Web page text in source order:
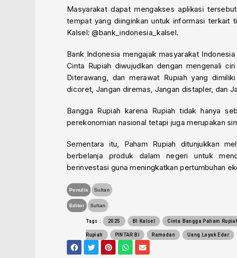
Masyarakat dapat mengakses aplikasi
tempat yang diinginkan untuk informasi terkait
Kalsel: @bank_indonesia_kalsel.
Bank Indonesia mengajak masyarakat
Cinta Rupiah diwujudkan dengan mengenali
Diterawang, dan merawat Rupiah yang
dicoret, Jangan diremas, Jangan distapler, dan
Bangga Rupiah karena Rupiah tidak hanya
perekonomian nasional tetapi juga merupakan
Sementara itu, Paham Rupiah ditunjukkan
berbelanja produk dalam negeri untuk
berinvestasi guna meningkatkan pertumbuhan
Penulis Sultan
Editor Sultan
Tags : 2025 BI Kalsel Cinta Bangga Paham
Rupiah PINTAR BI Ramadan Uang Layak Edar
F
a
T
w
P
i
W
h
E
n